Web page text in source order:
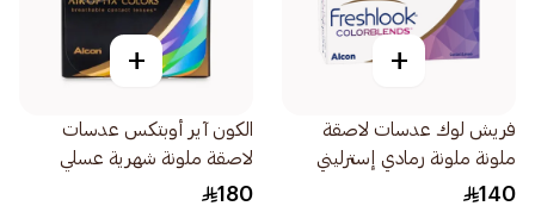
+
فريش لوك عدسات لاصقة
ملونة ملونة رمادي إسترليني
1قطعة
140
+
الكون آير أوبتكس عدسات
لاصقة ملونة شهرية عسلي
1عبوة
180